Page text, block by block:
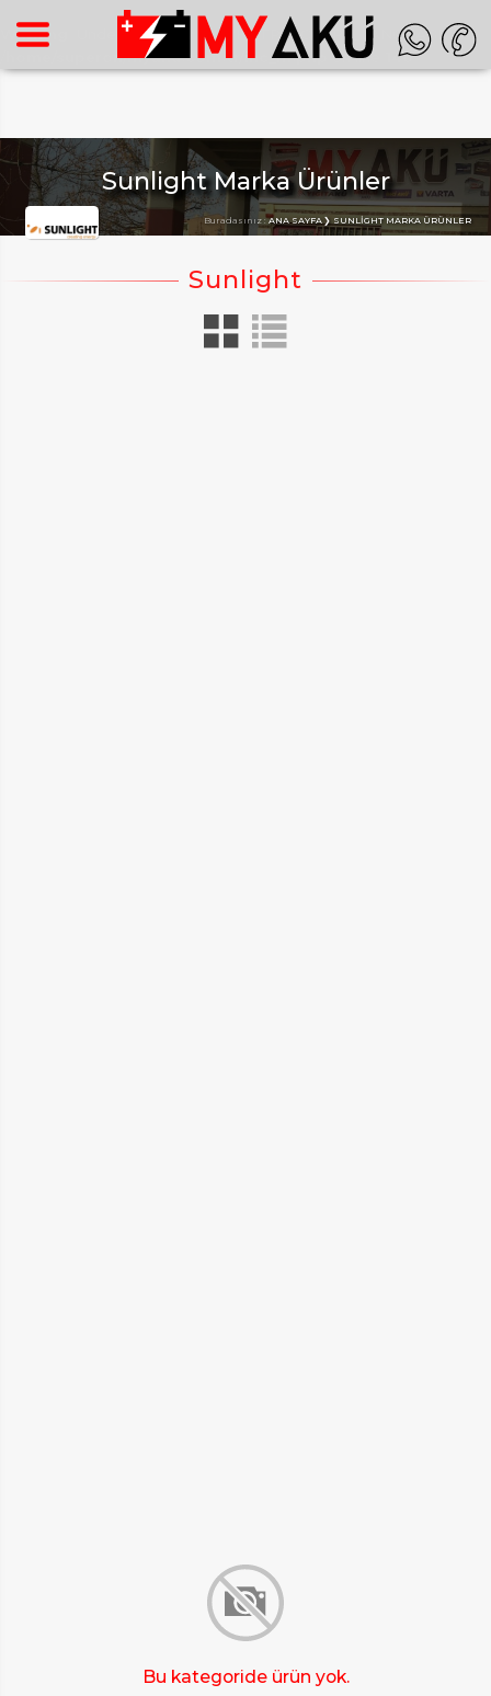
Warning
: Undefined array key "HTTP_ACCEPT_LANGUAGE" in
/home/superon/myaku.com.tr/inc_m.php
on line 140
Buradasınız : SUNLIGHT MARKA ÜRÜNLER
ANA SAYFA
Sunlight Marka Ürünler
Bu kategoride ürün yok.